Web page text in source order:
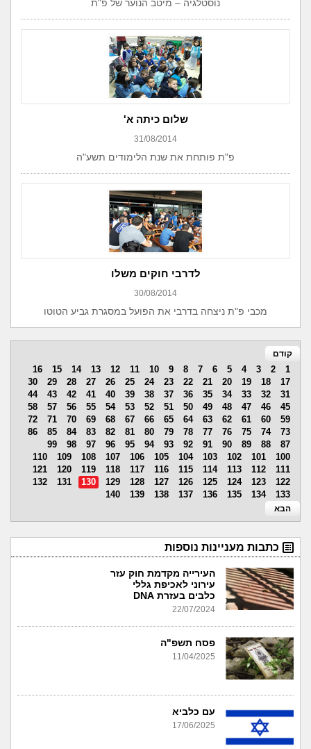
נוסטלגיה – מיטב הנוער של פ"ת
שלום כיתה א'
31/08/2014
פ"ת פותחת את שנת הלימודים תשע"ה
לדרבי חוקים משלו
30/08/2014
מכבי פ"ת ניצחה בדרבי את הפועל במסגרת גביע הטוטו
קודם
1
2
3
4
5
6
7
8
9
10
11
12
13
14
15
16
17
18
19
20
21
22
23
24
25
26
27
28
29
30
31
32
33
34
35
36
37
38
39
40
41
42
43
44
45
46
47
48
49
50
51
52
53
54
55
56
57
58
59
60
61
62
63
64
65
66
67
68
69
70
71
72
73
74
75
76
77
78
79
80
81
82
83
84
85
86
87
88
89
90
91
92
93
94
95
96
97
98
99
100
101
102
103
104
105
106
107
108
109
110
111
112
113
114
115
116
117
118
119
120
121
122
123
124
125
126
127
128
129
130
131
132
133
134
135
136
137
138
139
140
הבא
כתבות מעניינות נוספות
העירייה מקדמת חוק עזר
עירוני לאכיפת גללי
כלבים בעזרת DNA
22/07/2024
פסח תשפ"ה
11/04/2025
עם כלביא
17/06/2025